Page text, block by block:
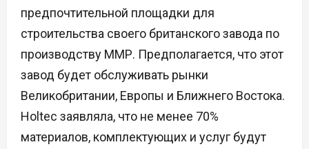
предпочтительной площадки для
строительства своего британского завода по
производству ММР. Предполагается, что этот
завод будет обслуживать рынки
Великобритании, Европы и Ближнего Востока.
Holtec заявляла, что не менее 70%
материалов, комплектующих и услуг будут